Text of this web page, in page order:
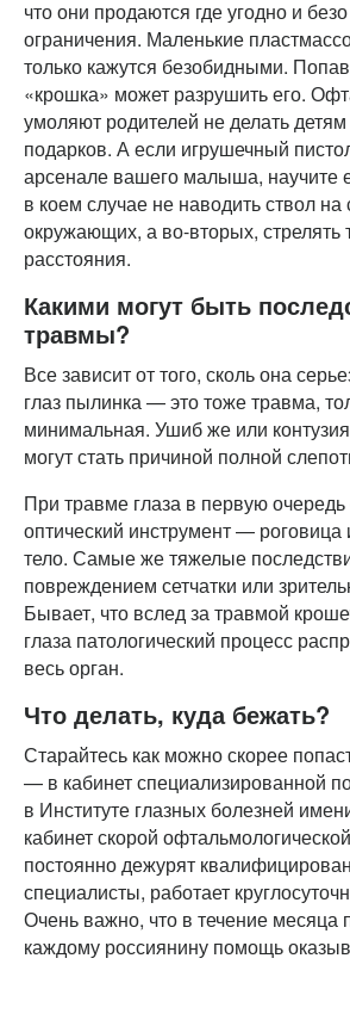
что они продаются где угодно и
ограничения. Маленькие
только кажутся безобидными. Попав
«крошка» может разрушить его.
умоляют родителей не делать
подарков. А если игрушечный
арсенале вашего малыша, научите
в коем случае не наводить ствол на
окружающих, а во-вторых, стрелять
расстояния.
Какими могут быть
травмы?
Все зависит от того, сколь она
глаз пылинка — это тоже травма,
минимальная. Ушиб же или контузия
могут стать причиной полной
При травме глаза в первую очередь
оптический инструмент — роговица
тело. Самые же тяжелые
повреждением сетчатки или
Бывает, что вслед за травмой
глаза патологический процесс
весь орган.
Что делать, куда бежать?
Старайтесь как можно скорее
— в кабинет специализированной
в Институте глазных болезней
кабинет скорой
постоянно дежурят
специалисты, работает
Очень важно, что в течение месяца
каждому россиянину помощь